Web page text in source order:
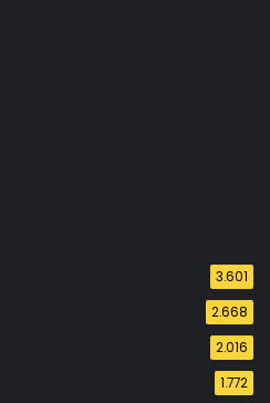
3.601
2.668
2.016
1.772